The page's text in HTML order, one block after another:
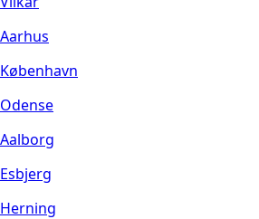
Aarhus
København
Odense
Aalborg
Esbjerg
Herning